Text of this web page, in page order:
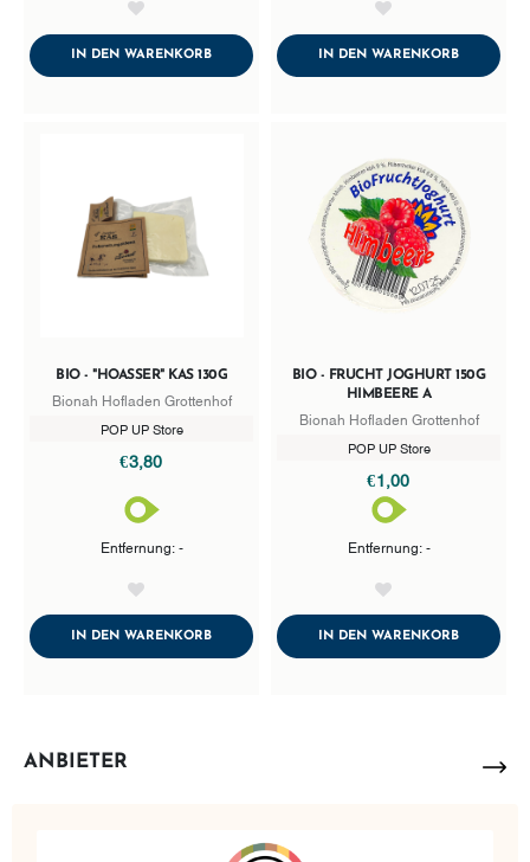
IN DEN WARENKORBADDTOCART IN DEN WARENKORB
BIO - "HOASSER" KAS 130G
Bionah Hofladen Grottenhof
POP UP Store
€3,80
Entfernung: -
IN DEN WARENKORBADDTOCART
BIO - FRUCHT JOGHURT 150G
HIMBEERE A
Bionah Hofladen Grottenhof
POP UP Store
€1,00
Entfernung: -
IN DEN WARENKORB
ANBIETER